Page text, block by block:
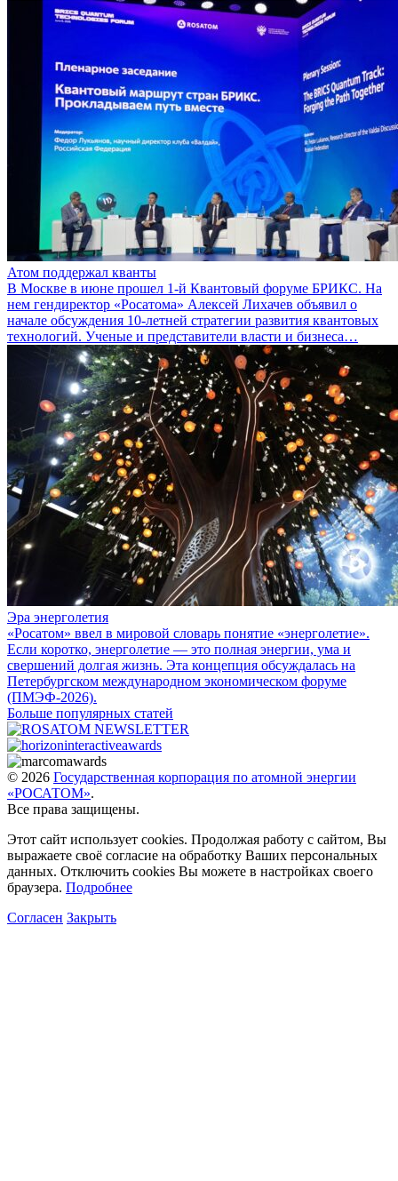
Атом поддержал кванты
В Москве в июне прошел 1-й Квантовый форуме БРИКС. На
нем гендиректор «Росатома» Алексей Лихачев объявил о
начале обсуждения 10-летней стратегии развития квантовых
технологий. Ученые и представители власти и бизнеса…
Эра энерголетия
«Росатом» ввел в мировой словарь понятие «энерголетие».
Если коротко, энерголетие — это полная энергии, ума и
свершений долгая жизнь. Эта концепция обсуждалась на
Петербургском международном экономическом форуме
(ПМЭФ-2026).
Больше популярных статей
© 2026 Государственная корпорация по атомной энергии
«РОСАТОМ».
Все права защищены.
Этот сайт использует cookies. Продолжая работу с сайтом, Вы
выражаете своё согласие на обработку Ваших персональных
данных. Отключить cookies Вы можете в настройках своего
браузера. Подробнее
Согласен Закрыть